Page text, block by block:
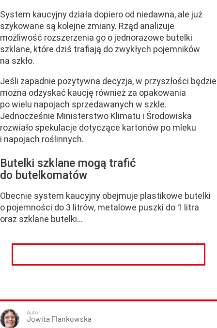
System kaucyjny działa dopiero od niedawna, ale już
szykowane są kolejne zmiany. Rząd analizuje
możliwość rozszerzenia go o jednorazowe butelki
szklane, które dziś trafiają do zwykłych pojemników
na szkło.
Jeśli zapadnie pozytywna decyzja, w przyszłości będzie
można odzyskać kaucję również za opakowania
po wielu napojach sprzedawanych w szkle.
Jednocześnie Ministerstwo Klimatu i Środowiska
rozwiało spekulacje dotyczące kartonów po mleku
i napojach roślinnych.
Butelki szklane mogą trafić
do butelkomatów
Obecnie system kaucyjny obejmuje plastikowe butelki
o pojemności do 3 litrów, metalowe puszki do 1 litra
oraz szklane butelki...
Autor:
Jowita Flankowska